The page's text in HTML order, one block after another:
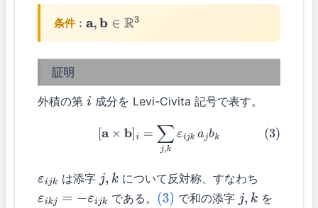
条件：a,b∈ R3
証明
外積の第 i 成分を Levi-Civita 記号で表す。
(3) [a×b]i= ∑j, εijka bk
εijk は添字 j,k
について反対称、すなわち
εikj=−εijk である。 (3) で和の添字 j,k
を